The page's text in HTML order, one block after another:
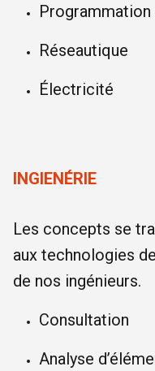
Programmation
Réseautique
Électricité
INGIENÉRIE
Les concepts se
aux technologies
de nos ingénieurs.
Consultation
Analyse